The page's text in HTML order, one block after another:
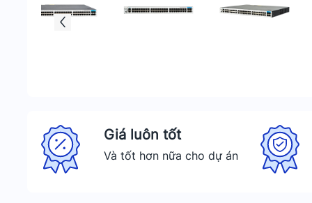
Giá luôn tốt
Và tốt hơn nữa cho dự án